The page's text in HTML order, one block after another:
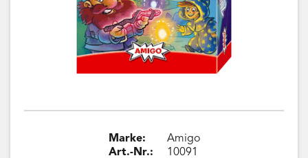
Marke:
Art.-Nr.:
Amigo
10091